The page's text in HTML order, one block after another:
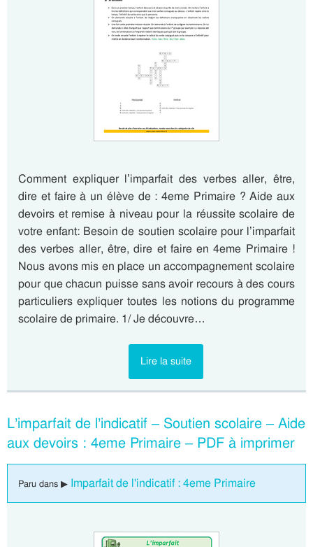
Comment expliquer l’imparfait des verbes aller, être,
dire et faire à un élève de : 4eme Primaire ? Aide aux
devoirs et remise à niveau pour la réussite scolaire de
votre enfant: Besoin de soutien scolaire pour l’imparfait
des verbes aller, être, dire et faire en 4eme Primaire !
Nous avons mis en place un accompagnement scolaire
pour que chacun puisse sans avoir recours à des cours
particuliers expliquer toutes les notions du programme
scolaire de primaire. 1/ Je découvre…
Lire la suite
L’imparfait de l’indicatif – Soutien scolaire – Aide
aux devoirs : 4eme Primaire – PDF à imprimer
Paru dans ▶ Imparfait de l'indicatif : 4eme Primaire